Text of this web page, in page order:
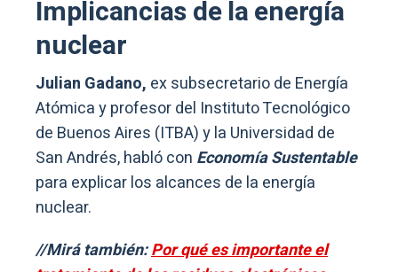
Implicancias de la energía
nuclear
Julian Gadano, ex subsecretario de Energía
Atómica y profesor del Instituto Tecnológico
de Buenos Aires (ITBA) y la Universidad de
San Andrés, habló con Economía Sustentable
para explicar los alcances de la energía
nuclear.
//Mirá también:Por qué es importante el